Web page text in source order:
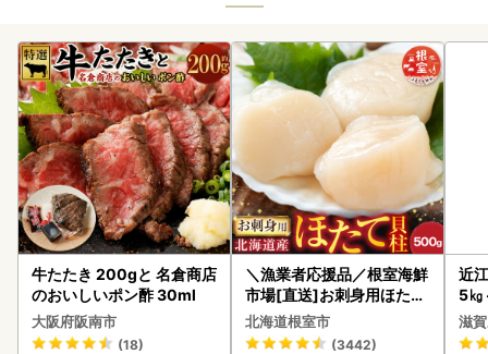
牛たたき 200gと 名倉商店
のおいしいポン酢 30ml
大阪府阪南市
(18)
＼漁業者応援品／根室海鮮
市場[直送]お刺身用ほたて
貝柱500g A-28002
北海道根室市
(3442)
近
5㎏
菜
滋